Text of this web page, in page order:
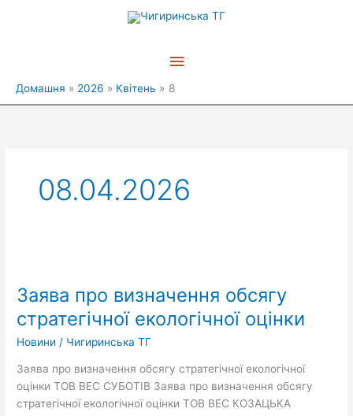
Головне
Домашня 2026 Квітень 8
08.04.2026
Заява про визначення обсягу
стратегічної екологічної оцінки
Новини / Чигиринська ТГ
Заява про визначення обсягу стратегічної екологічної
оцінки ТОВ ВЕС СУБОТІВ Заява про визначення обсягу
стратегічної екологічної оцінки ТОВ ВЕС КОЗАЦЬКА
визначення
стратегічної
екологічної
оцінки